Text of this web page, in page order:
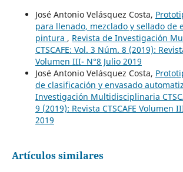
José Antonio Velásquez Costa,
para llenado, mezclado y sellado de
pintura , Revista de Investigación
CTSCAFE: Vol. 3 Núm. 8 (2019):
Volumen III- N°8 Julio 2019
José Antonio Velásquez Costa,
de clasificación y envasado
Investigación Multidisciplinaria
9 (2019): Revista CTSCAFE Volumen
2019
Artículos similares